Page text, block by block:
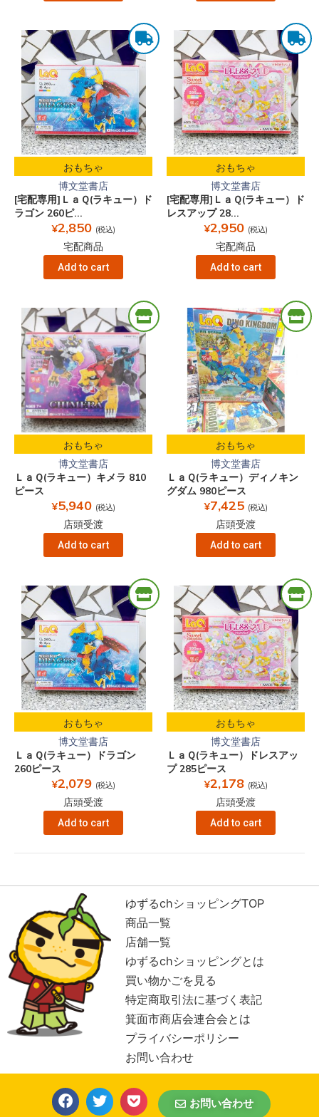
おもちゃ
博文堂書店
[宅配専用]ＬａＱ(ラキュー）ド
ラゴン 260ピ...
¥2,850 (税込)
宅配商品
Add to cart
おもちゃ
博文堂書店
[宅配専用]ＬａＱ(ラキュー）ド
レスアップ 28...
¥2,950 (税込)
宅配商品
Add to cart
おもちゃ
博文堂書店
ＬａＱ(ラキュー）キメラ 810
ピース
¥5,940 (税込)
店頭受渡
Add to cart
おもちゃ
博文堂書店
ＬａＱ(ラキュー）ディノキン
グダム 980ピース
¥7,425 (税込)
店頭受渡
Add to cart
おもちゃ
博文堂書店
ＬａＱ(ラキュー）ドラゴン
260ピース
¥2,079 (税込)
店頭受渡
Add to cart
おもちゃ
博文堂書店
ＬａＱ(ラキュー）ドレスアッ
プ 285ピース
¥2,178 (税込)
店頭受渡
Add to cart
ゆずるchショッピングTOP
商品一覧
店舗一覧
ゆずるchショッピングとは
買い物かごを見る
特定商取引法に基づく表記
箕面市商店会連合会とは
プライバシーポリシー
お問い合わせ
お問い合わせ